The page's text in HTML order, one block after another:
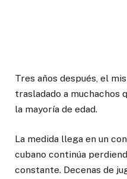
Tres años después, el
trasladado a muchachos
la mayoría de edad.
La medida llega en un
cubano continúa
constante. Decenas de